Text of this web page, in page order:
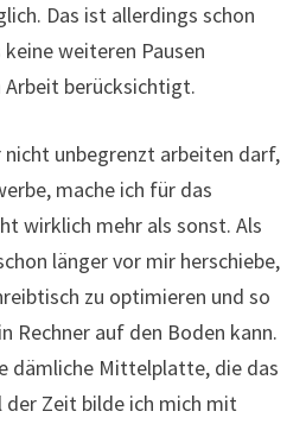
Das ist allerdings schon
weiteren Pausen
Arbeit berücksichtigt.
unbegrenzt arbeiten darf,
mache ich für das
wirklich mehr als sonst. Als
länger vor mir herschiebe,
zu optimieren und so
Rechner auf den Boden kann.
dämliche Mittelplatte, die das
Zeit bilde ich mich mit